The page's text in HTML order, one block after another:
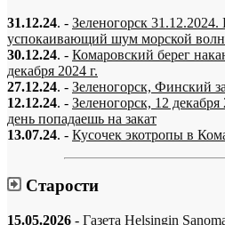
31.12.24. - Зеленогорск
успокаивающий шум морской
30.12.24. - Комаровский берег
декабря 2024 г.
27.12.24. - Зеленогорск, Финский
12.12.24. - Зеленогорск, 12
день попадаешь на закат
13.07.24. - Кусочек экотропы в
Старости
15.05.2026 - Газета Helsingin